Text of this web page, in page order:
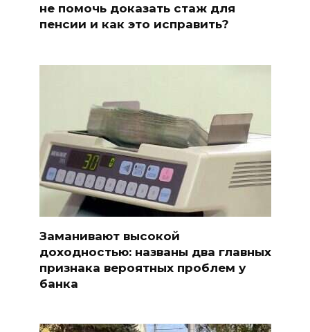
не помочь доказать стаж для
пенсии и как это исправить?
Заманивают высокой
доходностью: названы два главных
признака вероятных проблем у
банка